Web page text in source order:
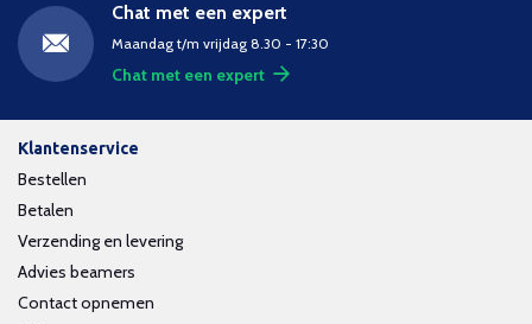
Chat met een expert
Maandag t/m vrijdag 8.30 - 17:30
Chat met een expert
Klantenservice
Bestellen
Betalen
Verzending en levering
Advies beamers
Contact opnemen